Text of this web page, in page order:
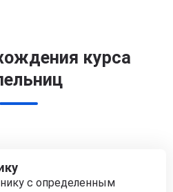
курса
с определенным